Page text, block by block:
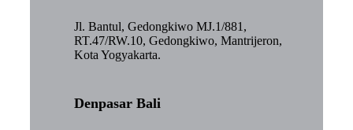
Jl. Bantul, Gedongkiwo MJ.1/881,
RT.47/RW.10, Gedongkiwo, Mantrijeron,
Kota Yogyakarta.
Denpasar Bali